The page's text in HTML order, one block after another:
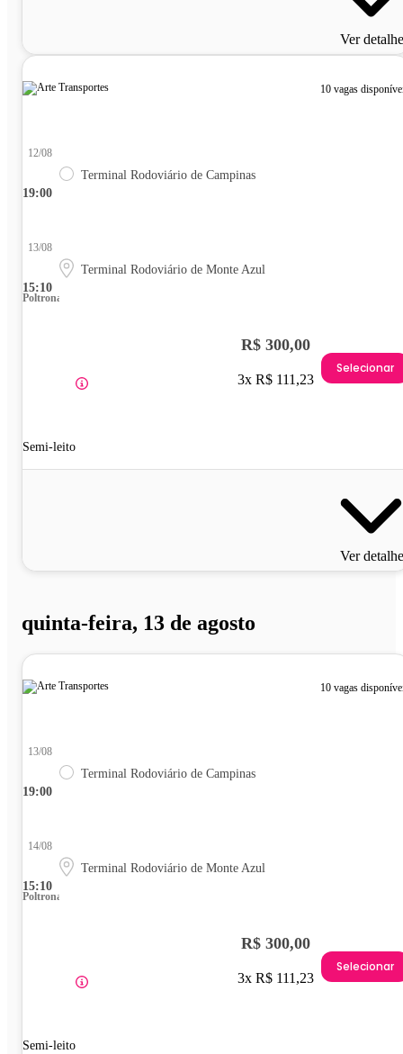
Ver
10 vagas
19:00
12/08
Terminal Rodoviário de Campinas
15:10
13/08
Terminal Rodoviário de Monte Azul
Poltrona
Semi-leito
R$ 300,00
3x R$ 111,23
Selecionar
Ver
quinta-feira, 13 de agosto
10 vagas
19:00
13/08
Terminal Rodoviário de Campinas
15:10
14/08
Terminal Rodoviário de Monte Azul
Poltrona
Semi-leito
R$ 300,00
3x R$ 111,23
Selecionar